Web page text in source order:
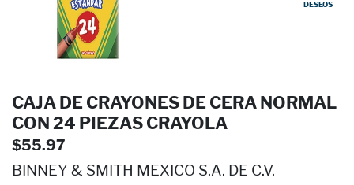
CAJA DE CRAYONES DE CERA NORMAL
CON 24 PIEZAS CRAYOLA
$55.97
BINNEY & SMITH MEXICO S.A. DE C.V.
DESEOS